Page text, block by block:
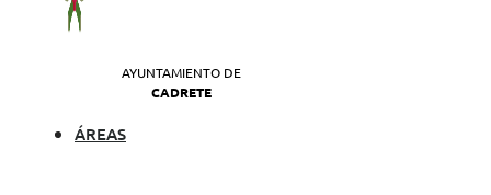
AYUNTAMIENTO DE
CADRETE
ÁREAS